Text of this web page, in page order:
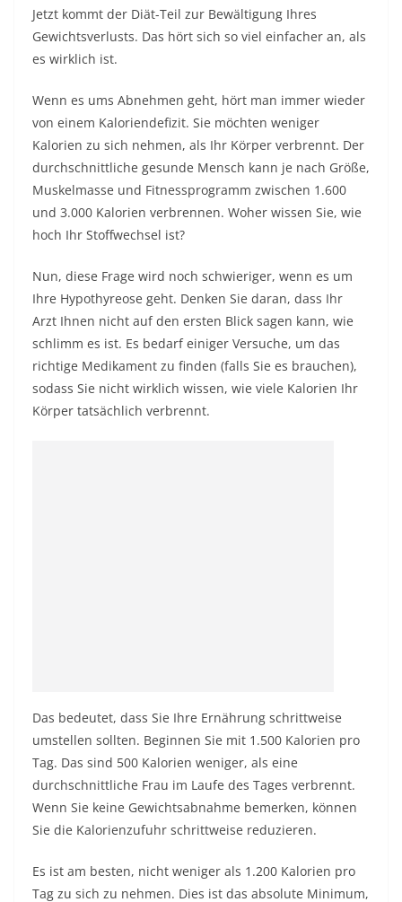
Jetzt kommt der Diät-Teil zur Bewältigung Ihres
Gewichtsverlusts. Das hört sich so viel einfacher an, als
es wirklich ist.
Wenn es ums Abnehmen geht, hört man immer wieder
von einem Kaloriendefizit. Sie möchten weniger
Kalorien zu sich nehmen, als Ihr Körper verbrennt. Der
durchschnittliche gesunde Mensch kann je nach Größe,
Muskelmasse und Fitnessprogramm zwischen 1.600
und 3.000 Kalorien verbrennen. Woher wissen Sie, wie
hoch Ihr Stoffwechsel ist?
Nun, diese Frage wird noch schwieriger, wenn es um
Ihre Hypothyreose geht. Denken Sie daran, dass Ihr
Arzt Ihnen nicht auf den ersten Blick sagen kann, wie
schlimm es ist. Es bedarf einiger Versuche, um das
richtige Medikament zu finden (falls Sie es brauchen),
sodass Sie nicht wirklich wissen, wie viele Kalorien Ihr
Körper tatsächlich verbrennt.
Das bedeutet, dass Sie Ihre Ernährung schrittweise
umstellen sollten. Beginnen Sie mit 1.500 Kalorien pro
Tag. Das sind 500 Kalorien weniger, als eine
durchschnittliche Frau im Laufe des Tages verbrennt.
Wenn Sie keine Gewichtsabnahme bemerken, können
Sie die Kalorienzufuhr schrittweise reduzieren.
Es ist am besten, nicht weniger als 1.200 Kalorien pro
Tag zu sich zu nehmen. Dies ist das absolute Minimum,